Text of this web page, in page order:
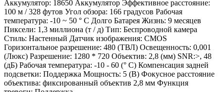
Аккумулятор: 18650 Аккумулятор Эффективное расстояние:
100 м / 328 футов Угол обзора: 166 градусов Рабочая
температура: -10 ~ 50 ° C Долго Батарея Жизнь: 9 месяцев
Пиксели: 1,3 миллиона (т / д) Тип: Беспроводной камера
Стиль: Настенный Датчик изображения: CMOS
Горизонтальное разрешение: 480 (ТВЛ) Освещенность: 0,001
(Люкс) Разрешение: 1280 * 720 Объектив: 2,8 (мм) SNR:>, 48
(дБ) Рабочая температура: -10 - 60 (° C) Компенсация задней
подсветки: Поддержка Мощность: 5 (В) Фокусное расстояние
объектива: фиксированный объектив 2,8 мм Функция